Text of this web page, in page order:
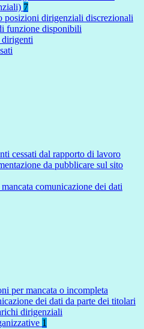
7
posizioni dirigenziali discrezionali
funzione disponibili
cessati dal rapporto di lavoro
da pubblicare sul sito
comunicazione dei dati
per mancata o incompleta
dei dati da parte dei titolari
dirigenziali
1